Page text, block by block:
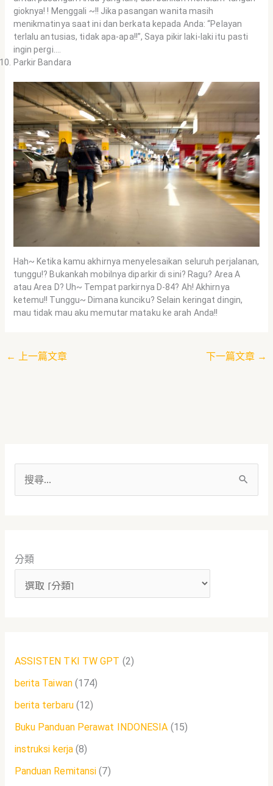
gioknya! ! Menggali ~!! Jika pasangan wanita masih
menikmatinya saat ini dan berkata kepada Anda: “Pelayan
terlalu antusias, tidak apa-apa!!”, Saya pikir laki-laki itu pasti
ingin pergi….
Parkir Bandara
Hah~ Ketika kamu akhirnya menyelesaikan seluruh perjalanan,
tunggu!? Bukankah mobilnya diparkir di sini? Ragu? Area A
atau Area D? Uh~ Tempat parkirnya D-84? Ah! Akhirnya
ketemu!! Tunggu~ Dimana kunciku? Selain keringat dingin,
mau tidak mau aku memutar mataku ke arah Anda!!
← 上一篇文章 下一篇文章 →
字
分類
ASSISTEN TKI TW GPT (2)
berita Taiwan(174)
berita terbaru(12)
Buku Panduan Perawat INDONESIA (15)
instruksi kerja (8)
Panduan Remitansi (7)